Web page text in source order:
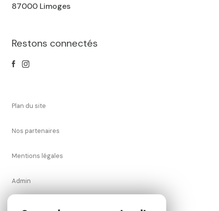
87000 Limoges
Restons connectés
plan du site
nos partenaires
mentions légales
admin